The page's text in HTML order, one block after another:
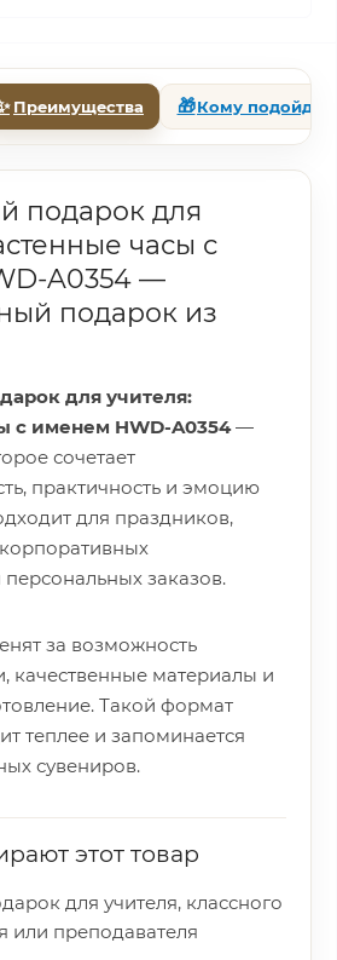
Преимущества 🎁Кому подойдет
подарок для
часы с
A0354 —
подарок из
для учителя:
с именем HWD-A0354—
сочетает
практичность и эмоцию
для праздников,
заказов.
за возможность
качественные материалы и
Такой формат
теплее и запоминается
сувениров.
этот товар
для учителя, классного
или преподавателя